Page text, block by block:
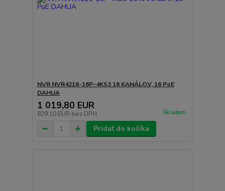
NVR NVR4216-16P-4KS3 16 KANÁLOV, 16 PoE
DAHUA
1 019,80 EUR
829,10 EUR bez DPH Skladom
Pridať do košíka